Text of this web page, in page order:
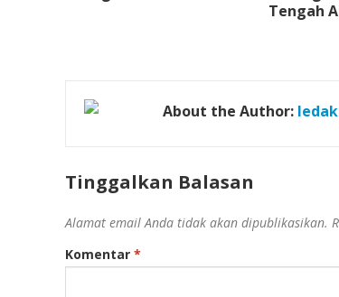
Tengah
About the Author:
Tinggalkan Balasan
Alamat email Anda tidak akan dipublikasikan.
Komentar *